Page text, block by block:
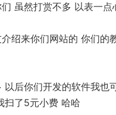
虽然打赏不多 以表一点
绍来你们网站的 你们的
以后你们开发的软件我也
扫了5元小费 哈哈